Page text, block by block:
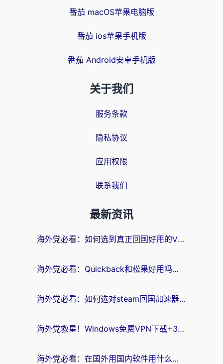
番茄 macOS苹果电脑版
番茄 ios苹果手机版
番茄 Android安卓手机版
关于我们
服务条款
隐私协议
应用权限
联系我们
最新资讯
海外党必看：如何选到真正回国好用的VPN？实测+避坑指南
海外党必看：Quickback和松果好用吗？3步教你选对回国加速器无缝刷国内资源
海外党必看：如何选对steam回国加速器？从踩坑到无缝访问国内资源的全攻略
海外党救星！Windows免费VPN下载+3步搞定国内资源无缝访问
海外党必看：在国外用国内软件用什么加速器好？解决追剧游戏办公的终极指南